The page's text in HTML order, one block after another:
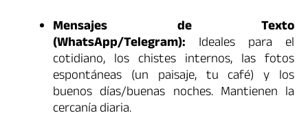
Mensajes de Texto
(WhatsApp/Telegram): Ideales para el
cotidiano, los chistes internos, las fotos
espontáneas (un paisaje, tu café) y los
buenos días/buenas noches. Mantienen la
cercanía diaria.